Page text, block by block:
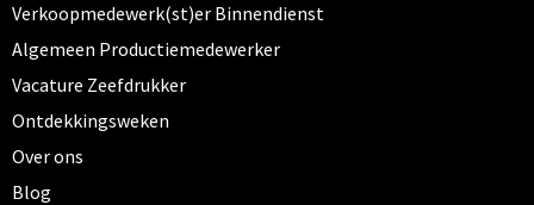
Verkoopmedewerk(st)er Binnendienst
Algemeen Productiemedewerker
Vacature Zeefdrukker
Ontdekkingsweken
Over ons
Blog